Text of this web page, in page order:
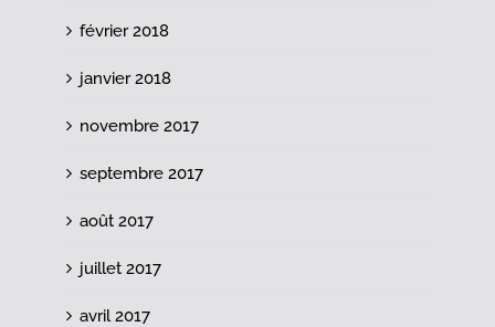
février 2018
janvier 2018
novembre 2017
septembre 2017
août 2017
juillet 2017
avril 2017